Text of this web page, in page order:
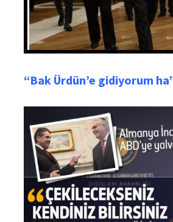
“Bak Ürdün’e gidiyorum